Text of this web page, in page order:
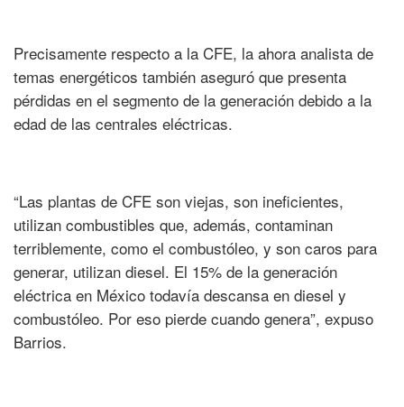
Precisamente respecto a la CFE, la ahora analista de
temas energéticos también aseguró que presenta
pérdidas en el segmento de la generación debido a la
edad de las centrales eléctricas.
“Las plantas de CFE son viejas, son ineficientes,
utilizan combustibles que, además, contaminan
terriblemente, como el combustóleo, y son caros para
generar, utilizan diesel. El 15% de la generación
eléctrica en México todavía descansa en diesel y
combustóleo. Por eso pierde cuando genera”, expuso
Barrios.